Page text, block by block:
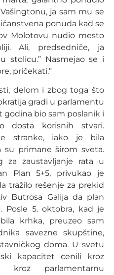
ja sam mu se
ponuda kad se
Molotovu nudio mesto
Ali, predsedniče, ja
stolicu.” Nasmejao se i
pričekati.”
delom i zbog toga što
gradi u parlamentu
godina bio sam poslanik i
dosta korisnih stvari.
stranke, iako je bila
su primane širom sveta.
za zaustavljanje rata u
Plan 5+5, privukao je
tražilo rešenje za prekid
Butrosa Galija da plan
Posle 5. oktobra, kad je
krhka, preuzeo sam
savezne skupštine,
doma. U svetu
kapacitet cenili kroz
parlamentarnu